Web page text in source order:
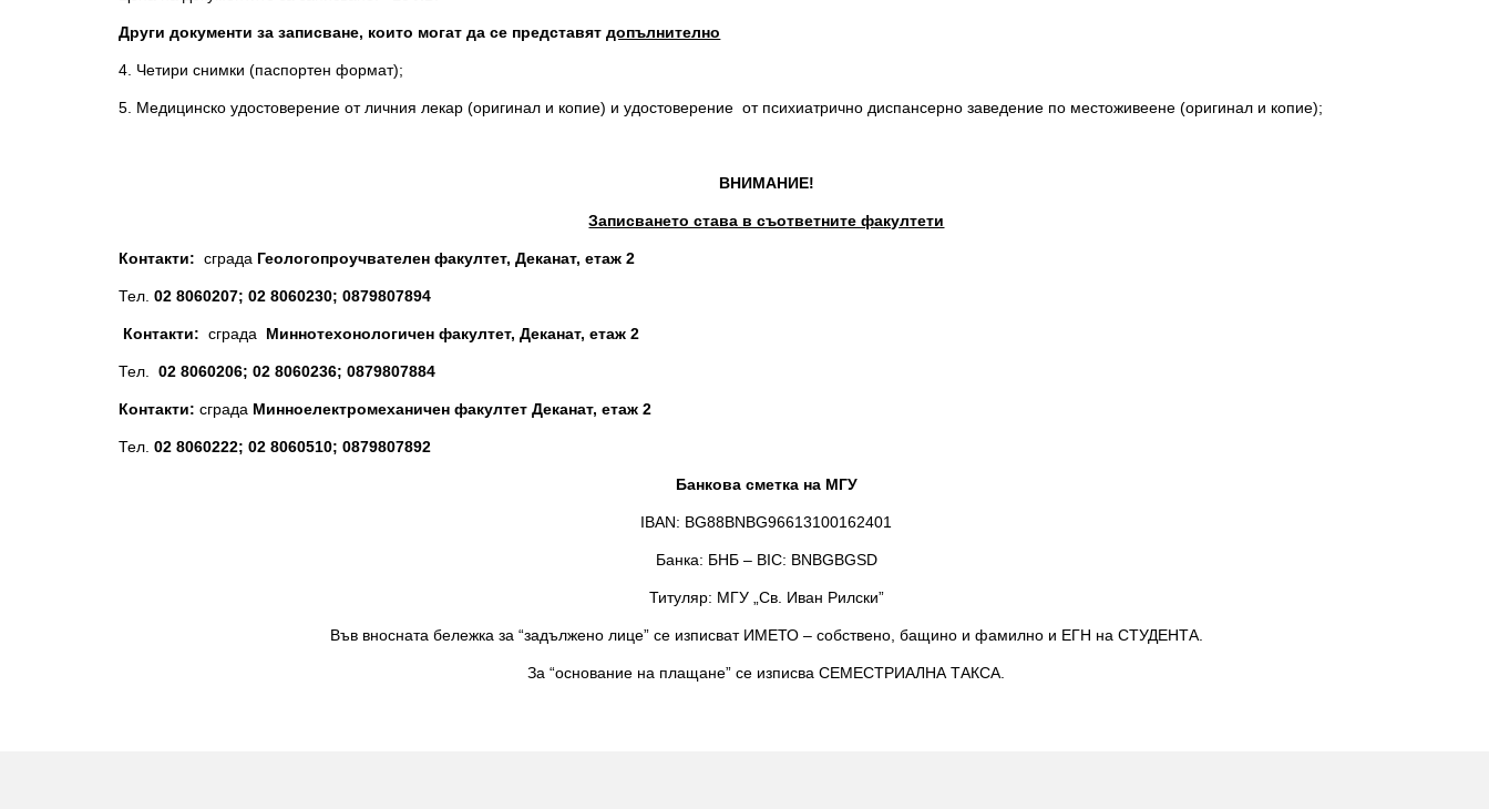
Други документи за записване, които могат да се представятдопълнително
4. Четири снимки (паспортен формат);
5. Медицинско удостоверение от личния лекар (оригинал и копие) и удостове­рение от психиатрично диспансерно заведение по местоживеене (оригинал и копие);
ВНИМАНИЕ!
Записването става в съответните факултети
Контакти: сграда Геологопроучвателен факултет, Деканат, етаж 2
Тел.02 8060207; 02 8060230; 0879807894
Контакти: сграда Миннотехонологичен факултет, Деканат, етаж 2
Тел. 02 8060206; 02 8060236; 0879807884
Контакти: сграда Минноелектромеханичен факултет Деканат, етаж 2
Тел.02 8060222; 02 8060510; 0879807892
Банкова сметка на МГУ
IBAN: BG88BNBG96613100162401
Банка: БНБ – BIC: BNBGBGSD
Титуляр: МГУ „Св. Иван Рилски”
Във вносната бележка за “задължено лице” се изписват ИМЕТО – собствено, бащино и фамилно и ЕГН на СТУДЕНТА.
За “основание на плащане” се изписва СЕМЕСТРИАЛНА ТАКСА.